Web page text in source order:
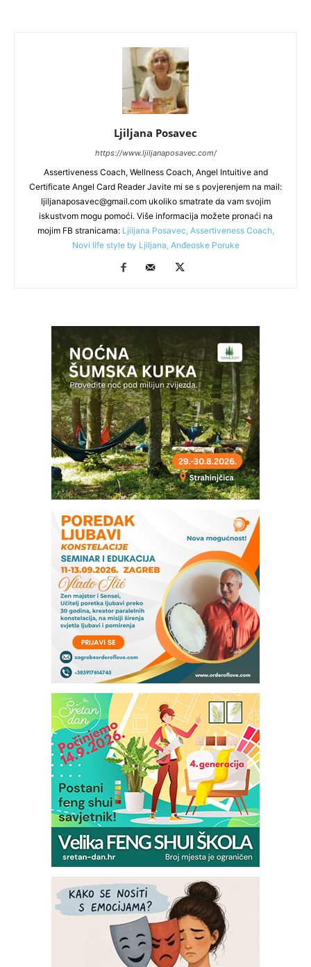
Ljiljana Posavec
https://www.ljiljanaposavec.com/
Assertiveness Coach, Wellness Coach, Angel Intuitive and
Certificate Angel Card Reader Javite mi se s povjerenjem na mail:
ljiljanaposavec@gmail.comukoliko smatrate da vam svojim
iskustvom mogu pomoći. Više informacija možete pronaći na
mojim FB stranicama: Ljiljana Posavec, Assertiveness Coach,
Novi life style by Ljiljana, Anđeoske Poruke